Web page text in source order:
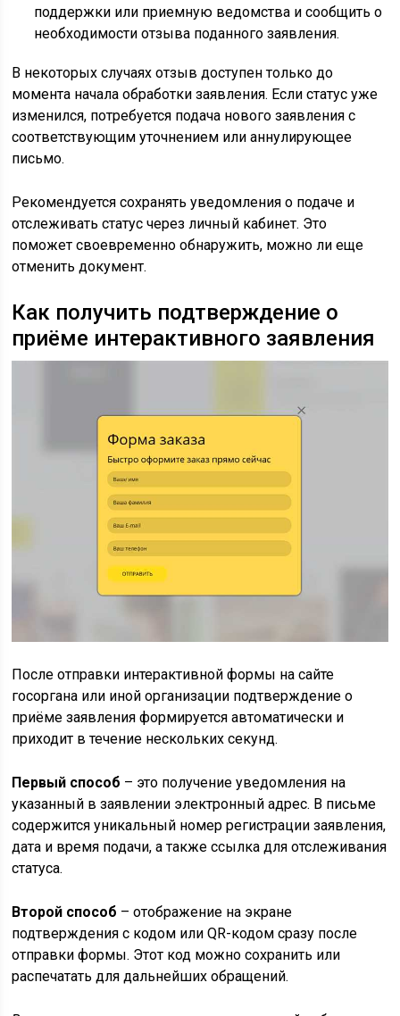
поддержки или приемную ведомства и сообщить о
необходимости отзыва поданного заявления.
В некоторых случаях отзыв доступен только до
момента начала обработки заявления. Если статус уже
изменился, потребуется подача нового заявления с
соответствующим уточнением или аннулирующее
письмо.
Рекомендуется сохранять уведомления о подаче и
отслеживать статус через личный кабинет. Это
поможет своевременно обнаружить, можно ли еще
отменить документ.
Как получить подтверждение о
приёме интерактивного заявления
После отправки интерактивной формы на сайте
госоргана или иной организации подтверждение о
приёме заявления формируется автоматически и
приходит в течение нескольких секунд.
Первый способ – это получение уведомления на
указанный в заявлении электронный адрес. В письме
содержится уникальный номер регистрации заявления,
дата и время подачи, а также ссылка для отслеживания
статуса.
Второй способ – отображение на экране
подтверждения с кодом или QR-кодом сразу после
отправки формы. Этот код можно сохранить или
распечатать для дальнейших обращений.